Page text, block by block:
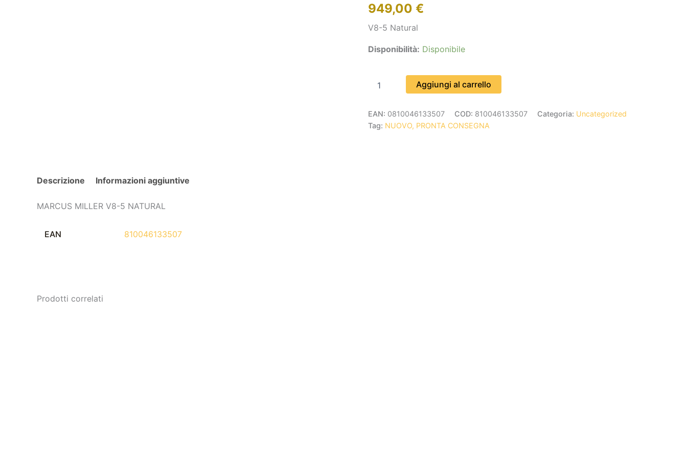
949,00 €
V8-5 Natural
Disponibilità: Disponibile
Aggiungi al carrello
EAN: 0810046133507 COD: 810046133507 Categoria: Uncategorized
Tag: NUOVO, PRONTA CONSEGNA
Descrizione Informazioni aggiuntive
MARCUS MILLER V8-5 NATURAL
EAN 810046133507
Prodotti correlati